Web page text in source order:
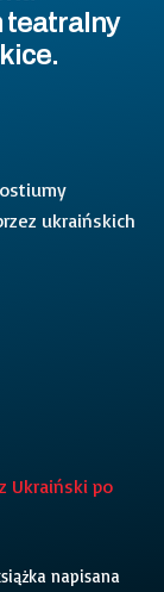
teatralny
ukraińskich
Ukraiński po
napisana